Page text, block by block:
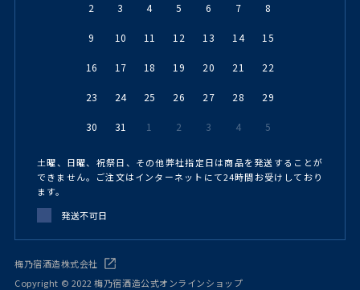
2 3 4 5 6 7 8
9 10 11 12 13 14 15
16 17 18 19 20 21 22
23 24 25 26 27 28 29
30 31 1 2 3 4 5
土曜、日曜、祝祭日、その他弊社指定日は商品を発送することが
できません。ご注文はインターネットにて24時間お受けしており
ます。
発送不可日
梅乃宿酒造株式会社
Copyright © 2022 梅乃宿酒造公式オンラインショップ